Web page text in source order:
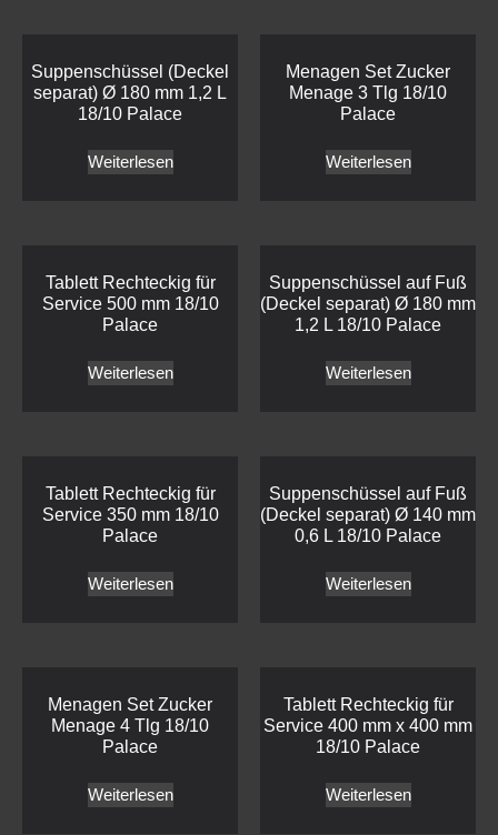
Suppenschüssel (Deckel
separat) Ø 180 mm 1,2 L
18/10 Palace
Weiterlesen
Menagen Set Zucker
Menage 3 Tlg 18/10
Palace
Weiterlesen
Tablett Rechteckig für
Service 500 mm 18/10
Palace
Weiterlesen
Suppenschüssel auf Fuß
(Deckel separat) Ø 180 mm
1,2 L 18/10 Palace
Weiterlesen
Tablett Rechteckig für
Service 350 mm 18/10
Palace
Weiterlesen
Suppenschüssel auf Fuß
(Deckel separat) Ø 140 mm
0,6 L 18/10 Palace
Weiterlesen
Menagen Set Zucker
Menage 4 Tlg 18/10
Palace
Weiterlesen
Tablett Rechteckig für
Service 400 mm x 400 mm
18/10 Palace
Weiterlesen